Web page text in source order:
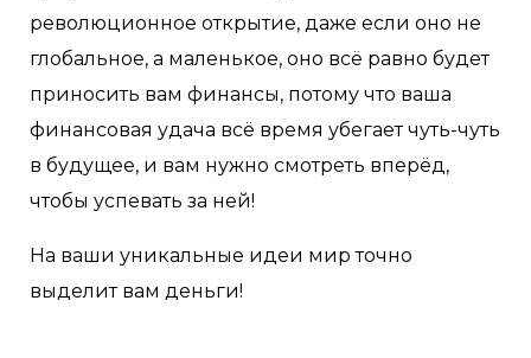
революционное открытие, даже если оно не
глобальное, а маленькое, оно всё равно будет
приносить вам финансы, потому что ваша
финансовая удача всё время убегает чуть-чуть
в будущее, и вам нужно смотреть вперёд,
чтобы успевать за ней!
На ваши уникальные идеи мир точно
выделит вам деньги!